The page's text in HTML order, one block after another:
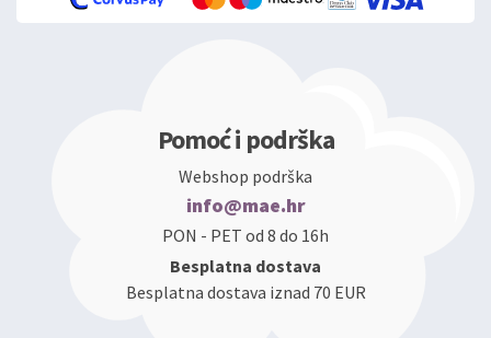
Pomoć i podrška
Webshop podrška
info@mae.hr
PON - PET od 8 do 16h
Besplatna dostava
Besplatna dostava iznad 70 EUR